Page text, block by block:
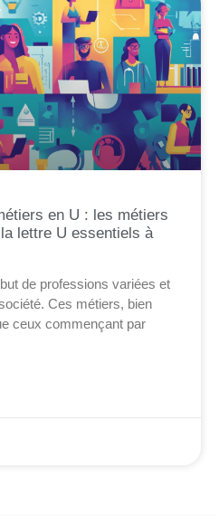
en U : les métiers
lettre U essentiels à
de professions variées et
Ces métiers, bien
ceux commençant par